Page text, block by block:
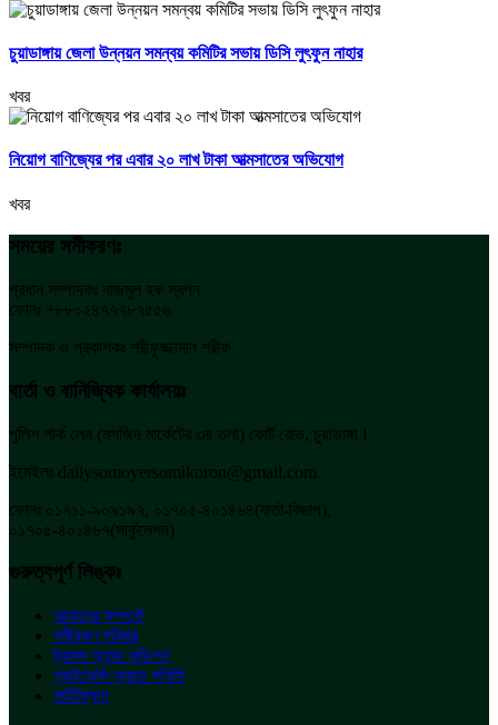
চুয়াডাঙ্গায় জেলা উন্নয়ন সমন্বয় কমিটির সভায় ডিসি লুৎফুন নাহার
খবর
নিয়োগ বাণিজ্যের পর এবার ২০ লাখ টাকা আত্মসাতের অভিযোগ
খবর
সময়ের সমীকরণঃ
প্রধান সম্পাদকঃ নাজমুল হক স্বপন
ফোনঃ +৮৮০২৪৭৭৭৮৭৫৫৬
সম্পাদক ও প্রকাশকঃ শরীফুজ্জামান শরীফ
বার্তা ও বানিজ্যিক কার্যালয়ঃ
পুলিশ পার্ক লেন (মসজিদ মার্কেটের ৩য় তলা) কোর্ট রোড, চুয়াডাঙ্গা।
ইমেইলঃ dailysomoyersomikoron@gmail.com
ফোনঃ ০১৭১১-৯০৯১৯৭, ০১৭০৫-৪০১৪৬৪(বার্তা-বিভাগ),
০১৭০৫-৪০১৪৬৭(সার্কুলেশন)
গুরুত্বপূর্ণ লিঙ্কঃ
আমাদের সম্পর্কে
সমীকরণ পরিবার
ট্রামস অ্যান্ড কন্ডিশন
প্রাইভেসি অ্যান্ড পলিসি
সাইটম্যাপ